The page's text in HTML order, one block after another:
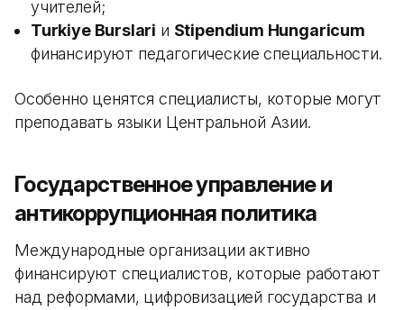
учителей;
Turkiye Burslari и Stipendium Hungaricum
финансируют педагогические специальности.
Особенно ценятся специалисты, которые могут
преподавать языки Центральной Азии.
Государственное управление и
антикоррупционная политика
Международные организации активно
финансируют специалистов, которые работают
над реформами, цифровизацией государства и